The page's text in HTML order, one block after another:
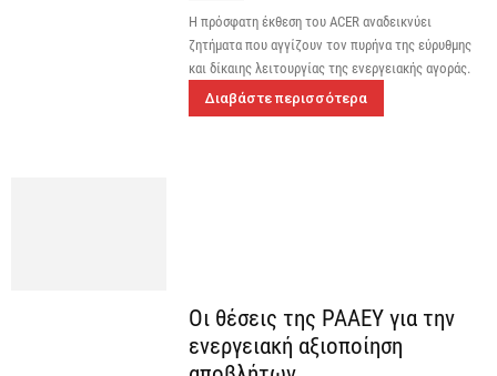
Η πρόσφατη έκθεση του ACER αναδεικνύει
ζητήματα που αγγίζουν τον πυρήνα της εύρυθμης
και δίκαιης λειτουργίας της ενεργειακής αγοράς.
Διαβάστε περισσότερα
Οι θέσεις της ΡΑΑΕΥ για την
ενεργειακή αξιοποίηση